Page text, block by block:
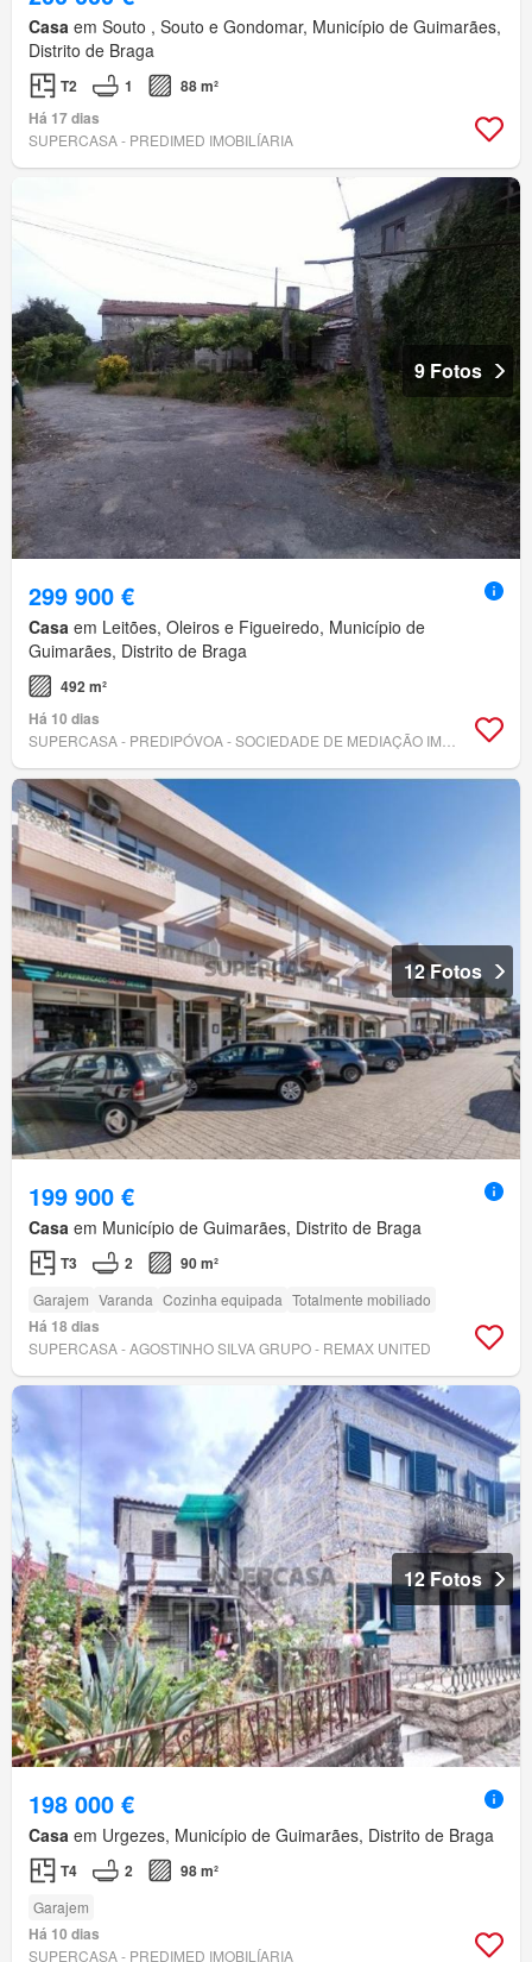
Casa em Souto , Souto e Gondomar, Município de Guimarães,
Distrito de Braga
T2 1
88 m²
Há 17 dias
SUPERCASA - PREDIMED IMOBILÍARIA
9 Fotos
299 900 €
Casa em Leitões, Oleiros e Figueiredo, Município de
Guimarães, Distrito de Braga
492 m²
Há 10 dias
12 Fotos
199 900 €
Casa em Município de Guimarães, Distrito de Braga
T3 2 90 m²
Garajem Varanda Cozinha equipada Totalmente mobiliado
Há 18 dias
SUPERCASA - AGOSTINHO SILVA GRUPO - REMAX UNITED
12 Fotos
198 000 €
Casa em Urgezes, Município de Guimarães, Distrito de Braga
T4 2 98 m²
Garajem
Há 10 dias
SUPERCASA - PREDIMED IMOBILÍARIA